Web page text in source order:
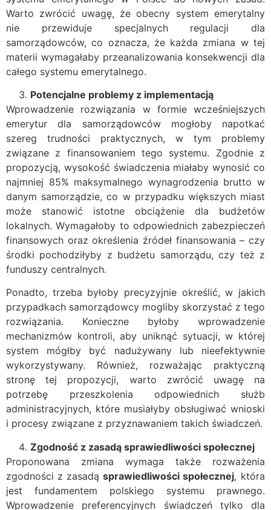
Warto zwrócić uwagę, że obecny system emerytalny
nie przewiduje specjalnych regulacji dla
samorządowców, co oznacza, że każda zmiana w tej
materii wymagałaby przeanalizowania konsekwencji dla
całego systemu emerytalnego.
Potencjalne problemy z implementacją
Wprowadzenie rozwiązania w formie wcześniejszych
emerytur dla samorządowców mogłoby napotkać
szereg trudności praktycznych, w tym problemy
związane z finansowaniem tego systemu. Zgodnie z
propozycją, wysokość świadczenia miałaby wynosić co
najmniej 85% maksymalnego wynagrodzenia brutto w
danym samorządzie, co w przypadku większych miast
może stanowić istotne obciążenie dla budżetów
lokalnych. Wymagałoby to odpowiednich zabezpieczeń
finansowych oraz określenia źródeł finansowania – czy
środki pochodziłyby z budżetu samorządu, czy też z
funduszy centralnych.
Ponadto, trzeba byłoby precyzyjnie określić, w jakich
przypadkach samorządowcy mogliby skorzystać z tego
rozwiązania. Konieczne byłoby wprowadzenie
mechanizmów kontroli, aby uniknąć sytuacji, w której
system mógłby być nadużywany lub nieefektywnie
wykorzystywany. Również, rozważając praktyczną
stronę tej propozycji, warto zwrócić uwagę na
potrzebę przeszkolenia odpowiednich służb
administracyjnych, które musiałyby obsługiwać wnioski
i procesy związane z przyznawaniem takich świadczeń.
Zgodność z zasadą sprawiedliwości społecznej
Proponowana zmiana wymaga także rozważenia
zgodności z zasadą sprawiedliwości społecznej, która
jest fundamentem polskiego systemu prawnego.
Wprowadzenie preferencyjnych świadczeń tylko dla